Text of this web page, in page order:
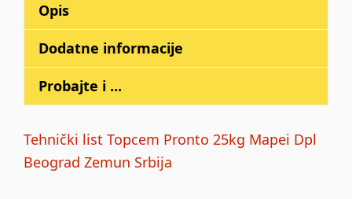
Opis
Dodatne informacije
Probajte i ...
Tehnički list Topcem Pronto 25kg Mapei Dpl
Beograd Zemun Srbija